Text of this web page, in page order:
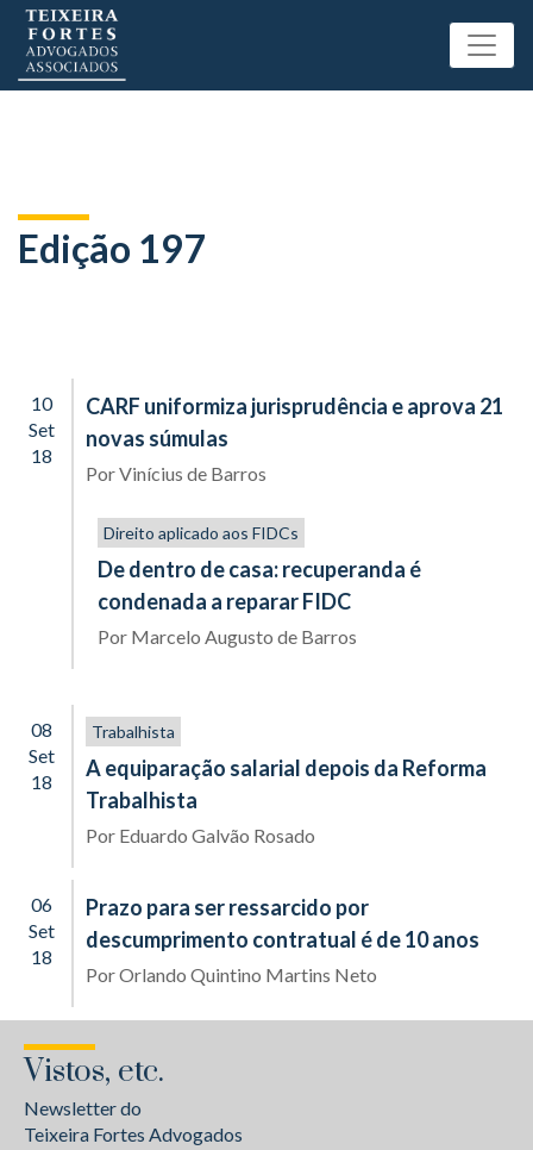
Edição 197
10
Set
18
CARF uniformiza jurisprudência e aprova 21
novas súmulas
PorVinícius de Barros
Direito aplicado aos FIDCs
De dentro de casa: recuperanda é
condenada a reparar FIDC
Por Marcelo Augusto de Barros
08
Set
18
Trabalhista
A equiparação salarial depois da Reforma
Trabalhista
Por Eduardo Galvão Rosado
06
Set
18
Prazo para ser ressarcido por
descumprimento contratual é de 10 anos
PorOrlando Quintino Martins Neto
Vistos, etc.
Newsletter do
Teixeira Fortes Advogados